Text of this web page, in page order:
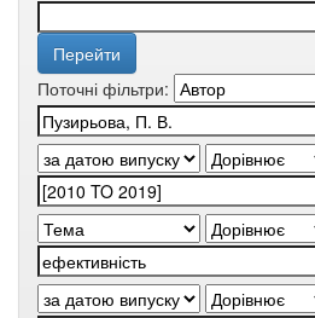
Поточні фільтри: